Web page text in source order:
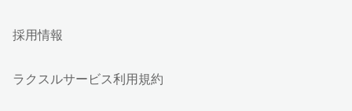
採用情報
ラクスルサービス利用規約